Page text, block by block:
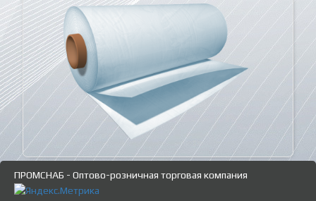
ПРОМСНАБ - Оптово-розничная торговая компания